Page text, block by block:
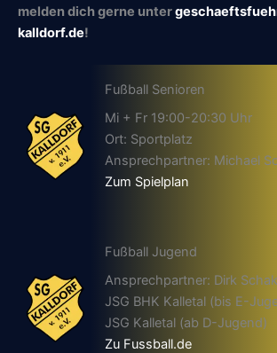
melden dich gerne unter
kalldorf.de!
Fußball Senioren
Mi + Fr 19:00-20:30 Uhr
Ort: Sportplatz
Ansprechpartner: Michael
Zum Spielplan
Fußball Jugend
Ansprechpartner: Dirk
JSG BHK Kalletal (bis E-
JSG Kalletal (ab D-Jugend)
Zu Fussball.de